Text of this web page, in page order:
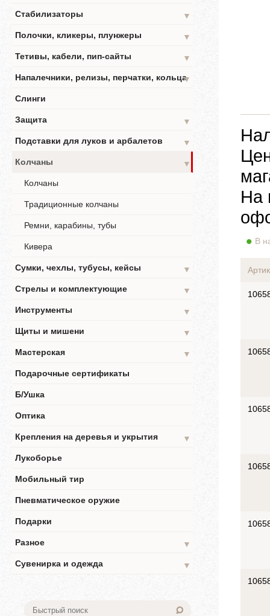
Стабилизаторы
▼
Полочки, кликеры, плунжеры
▼
Тетивы, кабели, пип-сайты
▼
Напалечники, релизы, перчатки, кольца▼
Слинги
Защита
▼
Подставки для луков и арбалетов
▼
Колчаны
▼
Колчаны
Традиционные колчаны
Ремни, карабины, тубы
Кивера
Сумки, чехлы, тубусы, кейсы
▼
Стрелы и комплектующие
▼
Инструменты
▼
Щиты и мишени
▼
Мастерская
▼
Подарочные сертификаты
Б/Ушка
Оптика
Крепления на деревья и укрытия
▼
Лукоборье
Мобильный тир
Пневматическое оружие
Подарки
Разное
▼
Сувенирка и одежда
▼
На
В